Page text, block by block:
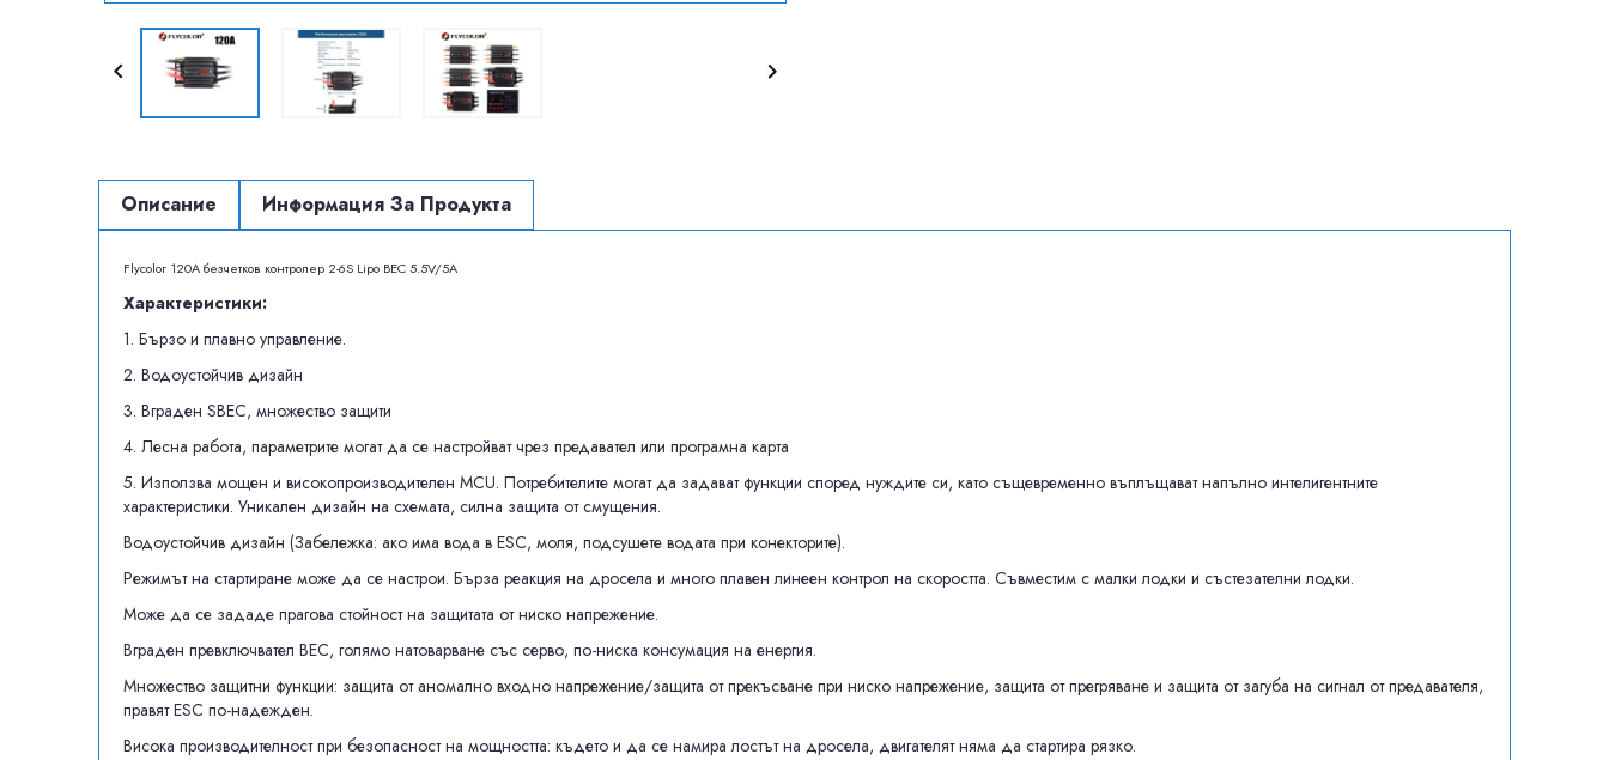
 
Описание Информация За Продукта
Flycolor 120A безчетков контролер 2-6S Lipo BEC 5.5V/5A
Характеристики:
1. Бързо и плавно управление.
2. Водоустойчив дизайн
3. Вграден SBEC, множество защити
4. Лесна работа, параметрите могат да се настройват чрез предавател или програмна карта
5. Използва мощен и високопроизводителен MCU. Потребителите могат да задават функции според нуждите си, като същевременно въплъщават напълно интелигентните
характеристики. Уникален дизайн на схемата, силна защита от смущения.
Водоустойчив дизайн (Забележка: ако има вода в ESC, моля, подсушете водата при конекторите).
Режимът на стартиране може да се настрои. Бърза реакция на дросела и много плавен линеен контрол на скоростта. Съвместим с малки лодки и състезателни лодки.
Може да се зададе прагова стойност на защитата от ниско напрежение.
Вграден превключвател BEC, голямо натоварване със серво, по-ниска консумация на енергия.
Множество защитни функции: защита от аномално входно напрежение/защита от прекъсване при ниско напрежение, защита от прегряване и защита от загуба на сигнал от предавателя,
правят ESC по-надежден.
Висока производителност при безопасност на мощността: където и да се намира лостът на дросела, двигателят няма да стартира рязко.